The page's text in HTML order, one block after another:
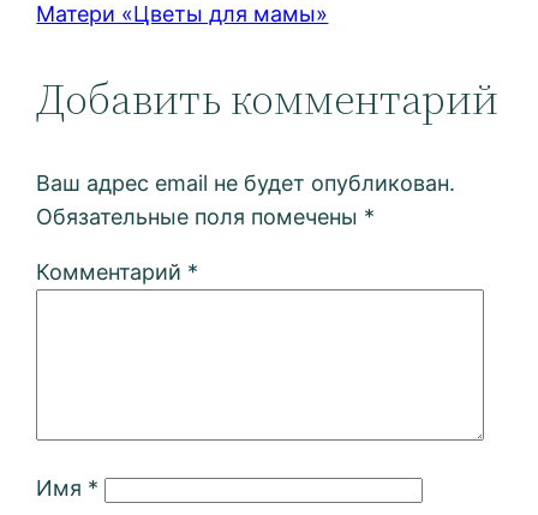
Матери «Цветы для мамы»
Добавить комментарий
Ваш адрес email не будет опубликован.
Обязательные поля помечены *
Комментарий *
Имя *